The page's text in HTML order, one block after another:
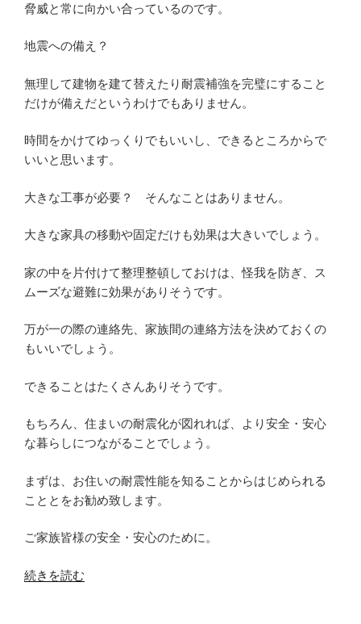
脅威と常に向かい合っているのです。
地震への備え？
無理して建物を建て替えたり耐震補強を完璧にすること
だけが備えだというわけでもありません。
時間をかけてゆっくりでもいいし、できるところからで
いいと思います。
大きな工事が必要？ そんなことはありません。
大きな家具の移動や固定だけも効果は大きいでしょう。
家の中を片付けて整理整頓しておけは、怪我を防ぎ、ス
ムーズな避難に効果がありそうです。
万が一の際の連絡先、家族間の連絡方法を決めておくの
もいいでしょう。
できることはたくさんありそうです。
もちろん、住まいの耐震化が図れれば、より安全・安心
な暮らしにつながることでしょう。
まずは、お住いの耐震性能を知ることからはじめられる
こととをお勧め致します。
ご家族皆様の安全・安心のために。
“1
続きを読む